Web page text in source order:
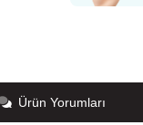
Ürün Yorumları